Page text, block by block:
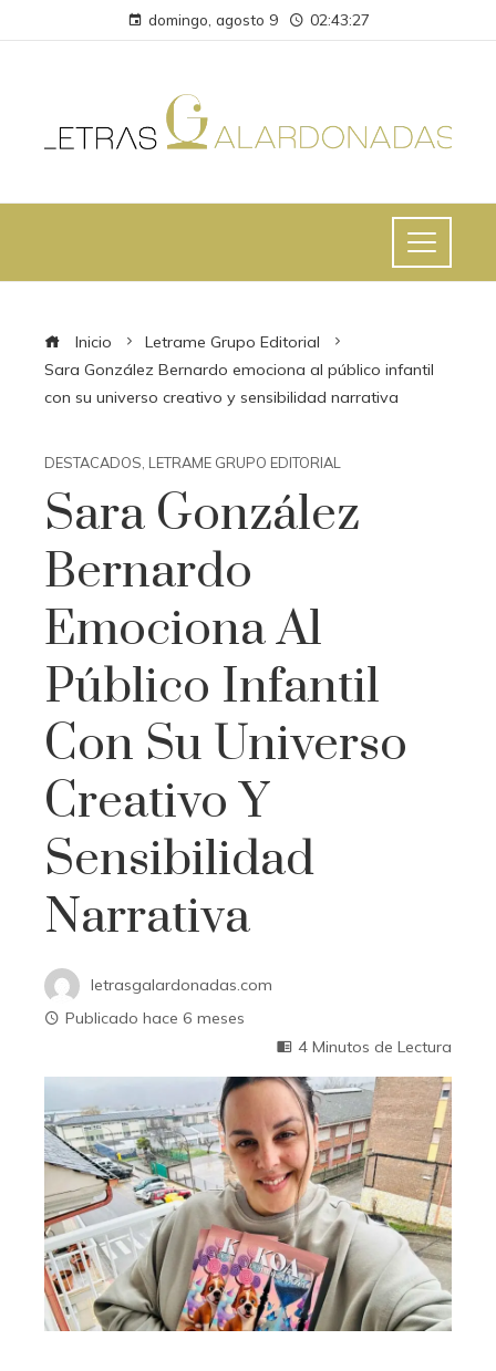
domingo, agosto 9 02:43:28
Inicio
Letrame Grupo Editorial
Sara González Bernardo emociona al público infantil
con su universo creativo y sensibilidad narrativa
DESTACADOS, LETRAME GRUPO EDITORIAL
Sara González
Bernardo
Emociona Al
Público Infantil
Con Su Universo
Creativo Y
Sensibilidad
Narrativa
letrasgalardonadas.com
Publicado hace 6 meses
4 Minutos de Lectura